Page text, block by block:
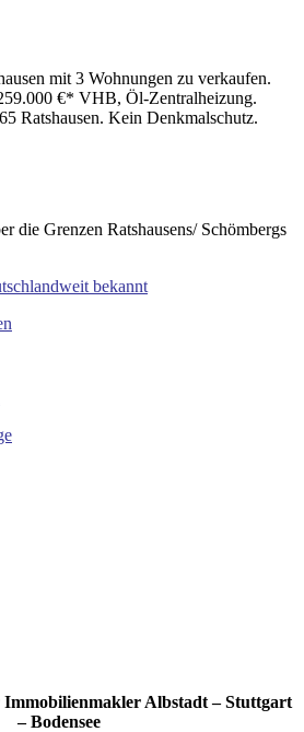
mit 3 Wohnungen zu verkaufen.
€* VHB, Öl-Zentralheizung.
Ratshausen. Kein Denkmalschutz.
die Grenzen Ratshausens/ Schömbergs
bekannt
Albstadt – Stuttgart
– Bodensee